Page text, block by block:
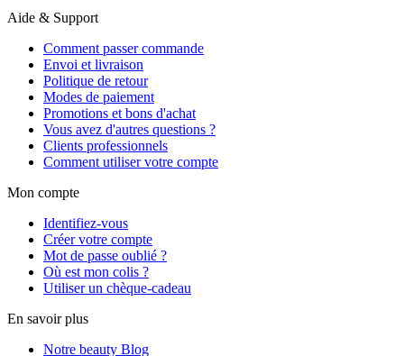
Aide & Support
Comment passer commande
Envoi et livraison
Politique de retour
Modes de paiement
Promotions et bons d'achat
Vous avez d'autres questions ?
Clients professionnels
Comment utiliser votre compte
Mon compte
Identifiez-vous
Créer votre compte
Mot de passe oublié ?
Où est mon colis ?
Utiliser un chèque-cadeau
En savoir plus
Notre beauty Blog